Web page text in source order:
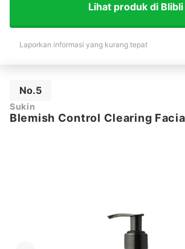
Lihat produk di Blibli
Laporkan informasi yang kurang tepat
No.5
Sukin
Blemish Control Clearing